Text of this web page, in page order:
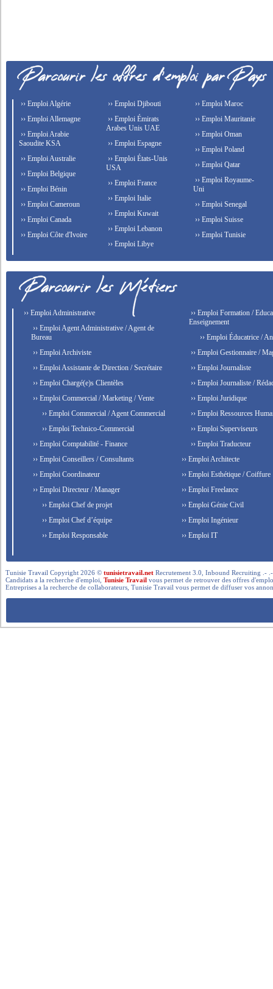
›› Emploi Algérie
›› Emploi Allemagne
›› Emploi Arabie
Saoudite KSA
›› Emploi Australie
›› Emploi Belgique
›› Emploi Bénin
›› Emploi Cameroun
›› Emploi Canada
›› Emploi Côte d'Ivoire
›› Emploi Djibouti
›› Emploi Émirats
Arabes Unis UAE
›› Emploi Espagne
›› Emploi États-Unis
USA
›› Emploi France
›› Emploi Italie
›› Emploi Kuwait
›› Emploi Lebanon
›› Emploi Libye
›› Emploi Maroc
›› Emploi Mauritanie
›› Emploi Oman
›› Emploi Poland
›› Emploi Qatar
›› Emploi Royaume-
Uni
›› Emploi Senegal
›› Emploi Suisse
›› Emploi Tunisie
›› Emploi Administrative
›› Emploi Agent Administrative / Agent de
Bureau
›› Emploi Archiviste
›› Emploi Assistante de Direction / Secrétaire
›› Emploi Chargé(e)s Clientèles
›› Emploi Commercial / Marketing / Vente
›› Emploi Commercial / Agent Commercial
›› Emploi Technico-Commercial
›› Emploi Comptabilité - Finance
›› Emploi Conseillers / Consultants
›› Emploi Coordinateur
›› Emploi Directeur / Manager
›› Emploi Chef de projet
›› Emploi Chef d’équipe
›› Emploi Responsable
›› Emploi Formation /
Enseignement
›› Emploi Éducatrice /
›› Emploi Gestionnaire /
›› Emploi Journaliste
›› Emploi Journaliste /
›› Emploi Juridique
›› Emploi Ressources
›› Emploi Superviseurs
›› Emploi Traducteur
›› Emploi Architecte
›› Emploi Esthétique / Coiffure
›› Emploi Freelance
›› Emploi Génie Civil
›› Emploi Ingénieur
›› Emploi IT
Tunisie Travail Copyright 2026 ©tunisietravail.net Recrutement 3.0, Inbound Recruiting .-
Candidats a la recherche d'emploi,Tunisie Travail vous permet de retrouver des offres
Entreprises a la recherche de collaborateurs, Tunisie Travail vous permet de diffuser vos